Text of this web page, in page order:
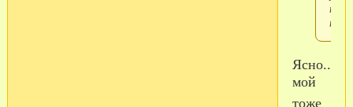
то
Ясно..ну
мой
тоже